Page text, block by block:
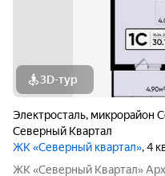
3D-тур
Электросталь, микрорайон
Северный Квартал
ЖК «Северный квартал», 4
ЖК «Северный Квартал» Архитектурный облик комплекса